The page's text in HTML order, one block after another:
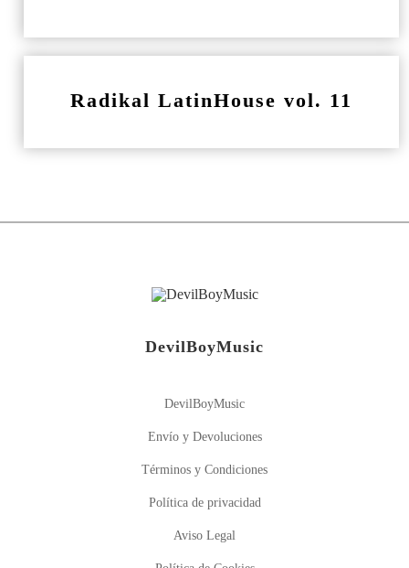
Radikal LatinHouse vol. 11
DevilBoyMusic
DevilBoyMusic
Envío y Devoluciones
Términos y Condiciones
Política de privacidad
Aviso Legal